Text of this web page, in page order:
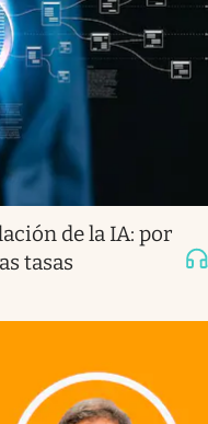
de la IA: por
tasas